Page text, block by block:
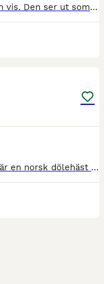
Denna häst är otrolig på alla sätt och vis. Den ser ut som en mula med fungerar som en hopphäst men äter som en shettis. Kom och köp.
Detta är Skog Brande (Brande)! Han är en norsk dölehäst men registrerad i sverige som nordsvensk brukshäst. Brande är en hingst, men inte avelsgodkänd. Brande är en supersnäll väluppfostrad kille